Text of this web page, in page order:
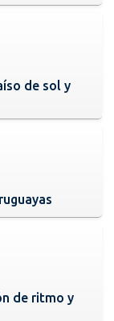
de sol y
de ritmo y